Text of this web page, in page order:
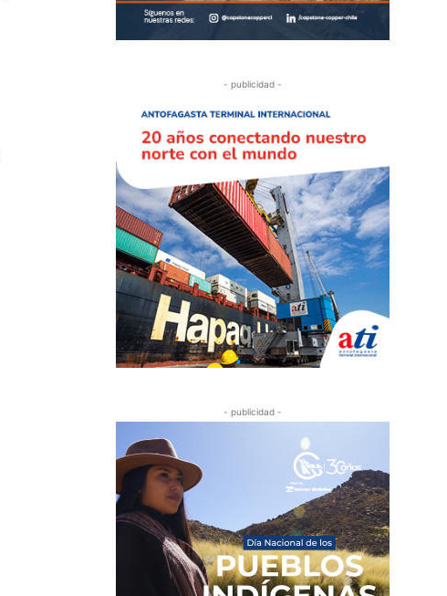
- publicidad -
- publicidad -